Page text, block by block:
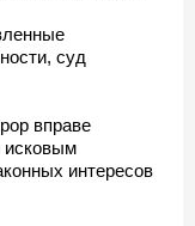
суд
вправе
исковым
интересов